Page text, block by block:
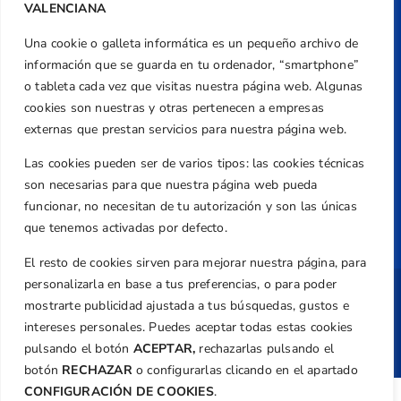
VALENCIANA
Una cookie o galleta informática es un pequeño archivo de
información que se guarda en tu ordenador, “smartphone”
o tableta cada vez que visitas nuestra página web. Algunas
cookies son nuestras y otras pertenecen a empresas
externas que prestan servicios para nuestra página web.
Las cookies pueden ser de varios tipos: las cookies técnicas
son necesarias para que nuestra página web pueda
funcionar, no necesitan de tu autorización y son las únicas
que tenemos activadas por defecto.
El resto de cookies sirven para mejorar nuestra página, para
personalizarla en base a tus preferencias, o para poder
mostrarte publicidad ajustada a tus búsquedas, gustos e
intereses personales. Puedes aceptar todas estas cookies
pulsando el botón ACEPTAR, rechazarlas pulsando el
botón RECHAZARo configurarlas clicando en el apartado
CONFIGURACIÓN DE COOKIES.
Aviso Legal
Política de Privacidad
Transparencia
Normativa
Federación
Revista
Copyright ©Federación de Golf de la
Comunitat Valenciana | Diseño: TecnoQuatre